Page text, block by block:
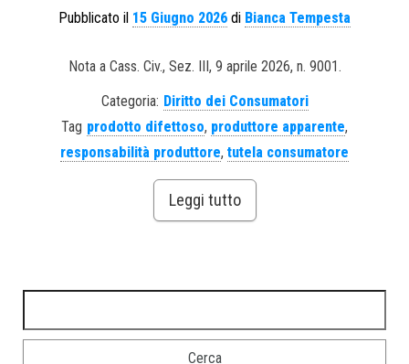
Pubblicato il 15 Giugno 2026 di Bianca Tempesta
Nota a Cass. Civ., Sez. III, 9 aprile 2026, n. 9001.
Categoria: Diritto dei Consumatori
Tag prodotto difettoso, produttore apparente,
responsabilità produttore, tutela consumatore
Leggi tutto